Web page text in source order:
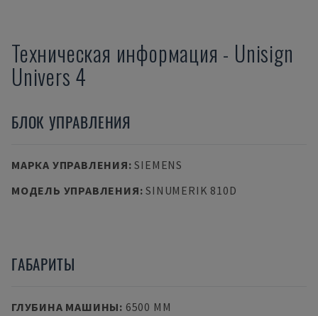
Техническая информация - Unisign
Univers 4
БЛОК УПРАВЛЕНИЯ
МАРКА УПРАВЛЕНИЯ:SIEMENS
МОДЕЛЬ УПРАВЛЕНИЯ:SINUMERIK 810D
ГАБАРИТЫ
ГЛУБИНА МАШИНЫ: 6500 MM